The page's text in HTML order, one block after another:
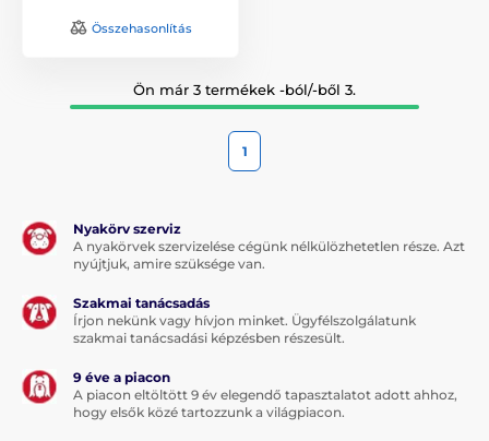
Összehasonlítás
Ön már 3 termékek -ból/-ből 3.
1
Nyakörv szerviz
A nyakörvek szervizelése cégünk nélkülözhetetlen része. Azt
nyújtjuk, amire szüksége van.
Szakmai tanácsadás
Írjon nekünk vagy hívjon minket. Ügyfélszolgálatunk
szakmai tanácsadási képzésben részesült.
9 éve a piacon
A piacon eltöltött 9 év elegendő tapasztalatot adott ahhoz,
hogy elsők közé tartozzunk a világpiacon.